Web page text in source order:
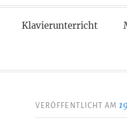
Klavierunterricht
VERÖFFENTLICHT AM